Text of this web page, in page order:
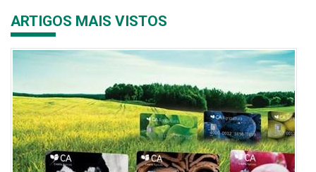
ARTIGOS MAIS VISTOS